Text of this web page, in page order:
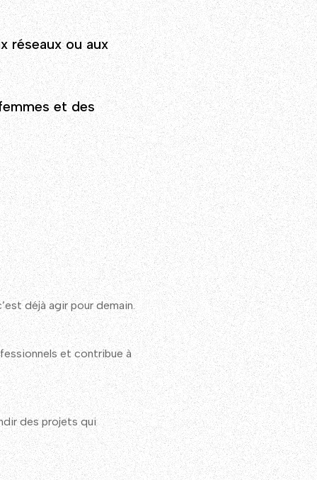
réseaux ou aux
et des
déjà agir pour demain.
et contribue à
des projets qui